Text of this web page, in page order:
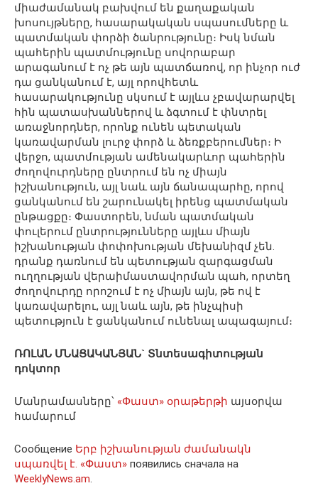
միաժամանակ բախվում են քաղաքական
խոսույթները, հասարակական սպասումները և
պատմական փորձի ծանրությունը։ Իսկ նման
պահերին պատմությունը սովորաբար
արագանում է ոչ թե այն պատճառով, որ ինչոր ուժ
դա ցանկանում է, այլ որովհետև
հասարակությունը սկսում է այլևս չբավարարվել
հին պատասխաններով և ձգտում է փնտրել
առաջնորդներ, որոնք ունեն պետական
կառավարման լուրջ փորձ և ձեռքբերումներ։ Ի
վերջո, պատմության ամենակարևոր պահերին
ժողովուրդները ընտրում են ոչ միայն
իշխանություն, այլ նաև այն ճանապարհը, որով
ցանկանում են շարունակել իրենց պատմական
ընթացքը։ Փաստորեն, նման պատմական
փուլերում ընտրությունները այլևս միայն
իշխանության փոփոխության մեխանիզմ չեն.
դրանք դառնում են պետության զարգացման
ուղղության վերաիմաստավորման պահ, որտեղ
ժողովուրդը որոշում է ոչ միայն այն, թե ով է
կառավարելու, այլ նաև այն, թե ինչպիսի
պետություն է ցանկանում ունենալ ապագայում։
ՌՈԼԱՆ ՄՆԱՑԱԿԱՆՅԱՆ` Տնտեսագիտության
դոկտոր
Մանրամասները՝ «Փաստ» օրաթերթի այսօրվա
համարում
Сообщение Երբ իշխանության ժամանակն
սպառվել է. «Փաստ» появились сначала на
WeeklyNews.am.